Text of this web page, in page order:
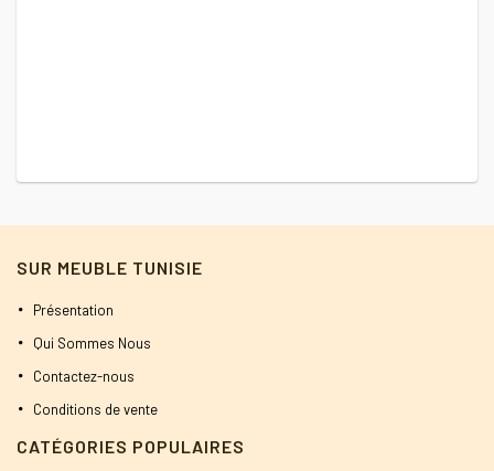
SUR MEUBLE TUNISIE
Présentation
Qui Sommes Nous
Contactez-nous
Conditions de vente
CATÉGORIES POPULAIRES